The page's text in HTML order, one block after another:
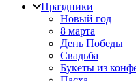
Праздники
Новый год
8 марта
День Победы
Свадьба
Букеты из